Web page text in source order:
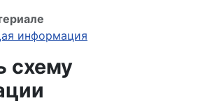
информация
схему